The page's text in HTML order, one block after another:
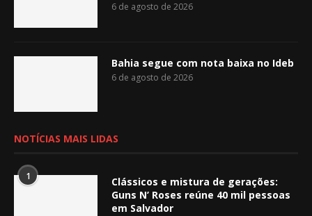
6 de agosto de 2026
Bahia segue com nota baixa no Ideb
6 de agosto de 2026
NOTÍCIAS MAIS LIDAS
1
Clássicos e mistura de gerações:
Guns N’ Roses reúne 40 mil pessoas
em Salvador